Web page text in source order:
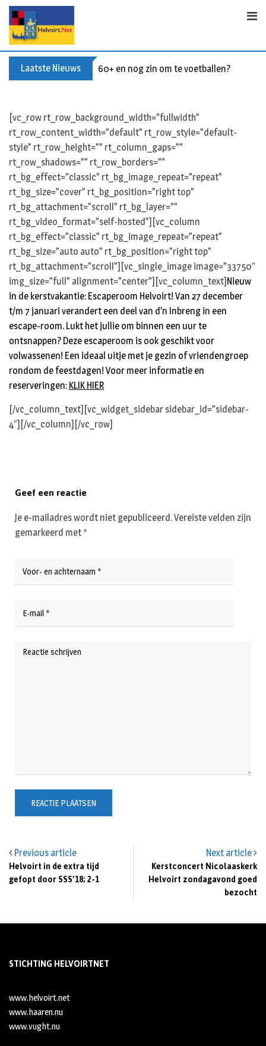
p
Laatste Nieuws 60+ en nog zin om te voetballen? Kom
[vc_row rt_row_background_width=”fullwidth”
rt_row_content_width=”default” rt_row_style=”default-
style” rt_row_height=”” rt_column_gaps=””
rt_row_shadows=”” rt_row_borders=””
rt_bg_effect=”classic” rt_bg_image_repeat=”repeat”
rt_bg_size=”cover” rt_bg_position=”right top”
rt_bg_attachment=”scroll” rt_bg_layer=””
rt_bg_video_format=”self-hosted”][vc_column
rt_bg_effect=”classic” rt_bg_image_repeat=”repeat”
rt_bg_size=”auto auto” rt_bg_position=”right top”
rt_bg_attachment=”scroll”][vc_single_image image=”33750″
img_size=”full” alignment=”center”][vc_column_text] Nieuw
in de kerstvakantie: Escaperoom Helvoirt! Van 27 december
t/m 7 januari verandert een deel van d’n Inbreng in een
escape-room. Lukt het jullie om binnen een uur te
ontsnappen? Deze escaperoom is ook geschikt voor
volwassenen! Een ideaal uitje met je gezin of vriendengroep
rondom de feestdagen! Voor meer informatie en
reserveringen: KLIK HIER
[/vc_column_text][vc_widget_sidebar sidebar_id=”sidebar-
4″][/vc_column][/vc_row]
Previous article
Helvoirt in de extra tijd
gefopt door SSS’18; 2-1
Next article
Kerstconcert Nicolaaskerk
Helvoirt zondagavond goed
bezocht
Geef een reactie
Je e-mailadres wordt niet gepubliceerd.Vereiste velden zijn
gemarkeerd met *
STICHTING HELVOIRTNET
www.helvoirt.net
www.haaren.nu
www.vught.nu